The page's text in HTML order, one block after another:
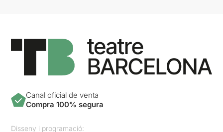
Canal oficial de venta
Compra 100% segura
Disseny i programació: